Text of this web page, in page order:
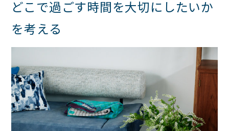
どこで過ごす時間を大切にしたいか
を考える